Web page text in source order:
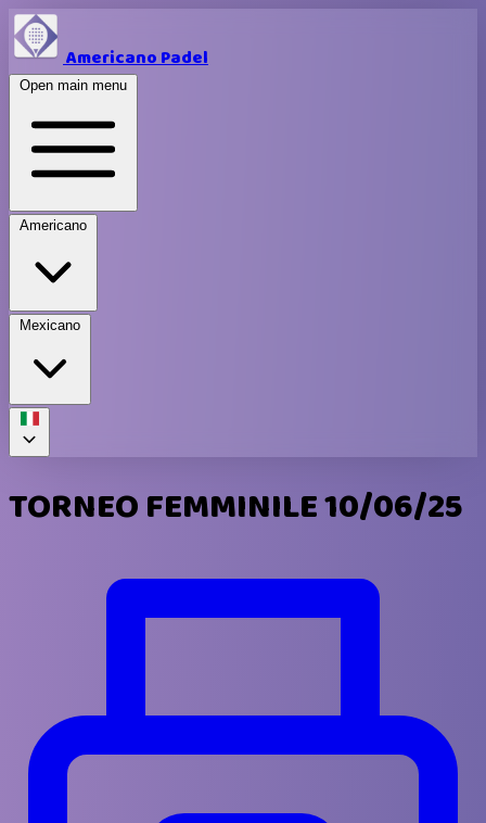
Americano Padel
Open main menu
Americano
Mexicano
TORNEO FEMMINILE 10/06/25